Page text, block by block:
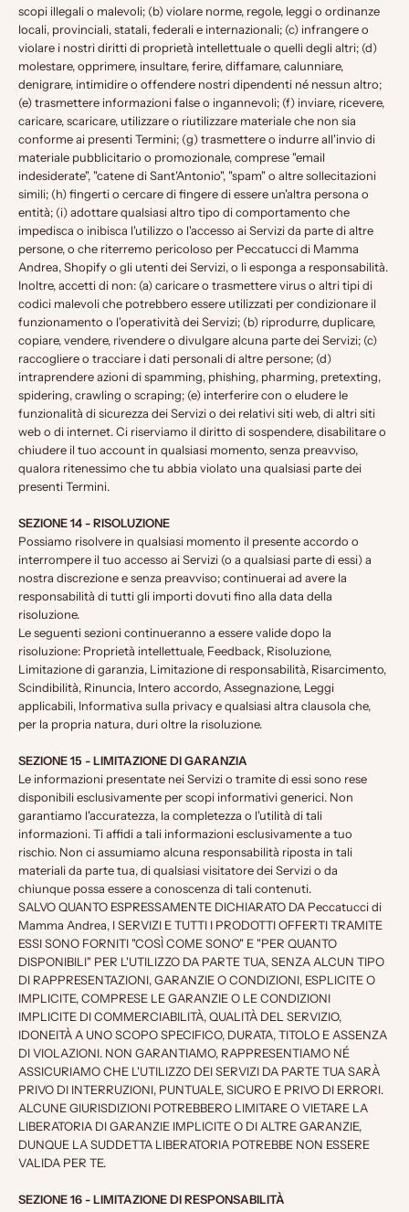
scopi illegali o malevoli; (b) violare norme, regole, leggi o ordinanze
locali, provinciali, statali, federali e internazionali; (c) infrangere o
violare i nostri diritti di proprietà intellettuale o quelli degli altri; (d)
molestare, opprimere, insultare, ferire, diffamare, calunniare,
denigrare, intimidire o offendere nostri dipendenti né nessun altro;
(e) trasmettere informazioni false o ingannevoli; (f) inviare, ricevere,
caricare, scaricare, utilizzare o riutilizzare materiale che non sia
conforme ai presenti Termini; (g) trasmettere o indurre all'invio di
materiale pubblicitario o promozionale, comprese "email
indesiderate", "catene di Sant'Antonio", "spam" o altre sollecitazioni
simili; (h) fingerti o cercare di fingere di essere un'altra persona o
entità; (i) adottare qualsiasi altro tipo di comportamento che
impedisca o inibisca l'utilizzo o l'accesso ai Servizi da parte di altre
persone, o che riterremo pericoloso per Peccatucci di Mamma
Andrea, Shopify o gli utenti dei Servizi, o li esponga a responsabilità.
Inoltre, accetti di non: (a) caricare o trasmettere virus o altri tipi di
codici malevoli che potrebbero essere utilizzati per condizionare il
funzionamento o l'operatività dei Servizi; (b) riprodurre, duplicare,
copiare, vendere, rivendere o divulgare alcuna parte dei Servizi; (c)
raccogliere o tracciare i dati personali di altre persone; (d)
intraprendere azioni di spamming, phishing, pharming, pretexting,
spidering, crawling o scraping; (e) interferire con o eludere le
funzionalità di sicurezza dei Servizi o dei relativi siti web, di altri siti
web o di internet. Ci riserviamo il diritto di sospendere, disabilitare o
chiudere il tuo account in qualsiasi momento, senza preavviso,
qualora ritenessimo che tu abbia violato una qualsiasi parte dei
presenti Termini.
SEZIONE 14 - RISOLUZIONE
Possiamo risolvere in qualsiasi momento il presente accordo o
interrompere il tuo accesso ai Servizi (o a qualsiasi parte di essi) a
nostra discrezione e senza preavviso; continuerai ad avere la
responsabilità di tutti gli importi dovuti fino alla data della
risoluzione.
Le seguenti sezioni continueranno a essere valide dopo la
risoluzione: Proprietà intellettuale, Feedback, Risoluzione,
Limitazione di garanzia, Limitazione di responsabilità, Risarcimento,
Scindibilità, Rinuncia, Intero accordo, Assegnazione, Leggi
applicabili, Informativa sulla privacy e qualsiasi altra clausola che,
per la propria natura, duri oltre la risoluzione.
SEZIONE 15 - LIMITAZIONE DI GARANZIA
Le informazioni presentate nei Servizi o tramite di essi sono rese
disponibili esclusivamente per scopi informativi generici. Non
garantiamo l'accuratezza, la completezza o l'utilità di tali
informazioni. Ti affidi a tali informazioni esclusivamente a tuo
rischio. Non ci assumiamo alcuna responsabilità riposta in tali
materiali da parte tua, di qualsiasi visitatore dei Servizi o da
chiunque possa essere a conoscenza di tali contenuti.
SALVO QUANTO ESPRESSAMENTE DICHIARATO DA Peccatucci di
Mamma Andrea, I SERVIZI E TUTTI I PRODOTTI OFFERTI TRAMITE
ESSI SONO FORNITI "COSÌ COME SONO" E "PER QUANTO
DISPONIBILI" PER L'UTILIZZO DA PARTE TUA, SENZA ALCUN TIPO
DI RAPPRESENTAZIONI, GARANZIE O CONDIZIONI, ESPLICITE O
IMPLICITE, COMPRESE LE GARANZIE O LE CONDIZIONI
IMPLICITE DI COMMERCIABILITÀ, QUALITÀ DEL SERVIZIO,
IDONEITÀ A UNO SCOPO SPECIFICO, DURATA, TITOLO E ASSENZA
DI VIOLAZIONI. NON GARANTIAMO, RAPPRESENTIAMO NÉ
ASSICURIAMO CHE L'UTILIZZO DEI SERVIZI DA PARTE TUA SARÀ
PRIVO DI INTERRUZIONI, PUNTUALE, SICURO E PRIVO DI ERRORI.
ALCUNE GIURISDIZIONI POTREBBERO LIMITARE O VIETARE LA
LIBERATORIA DI GARANZIE IMPLICITE O DI ALTRE GARANZIE,
DUNQUE LA SUDDETTA LIBERATORIA POTREBBE NON ESSERE
VALIDA PER TE.
SEZIONE 16 - LIMITAZIONE DI RESPONSABILITÀ